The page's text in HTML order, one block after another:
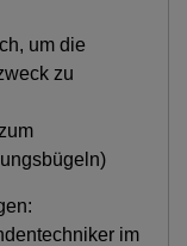
um die
zu
im